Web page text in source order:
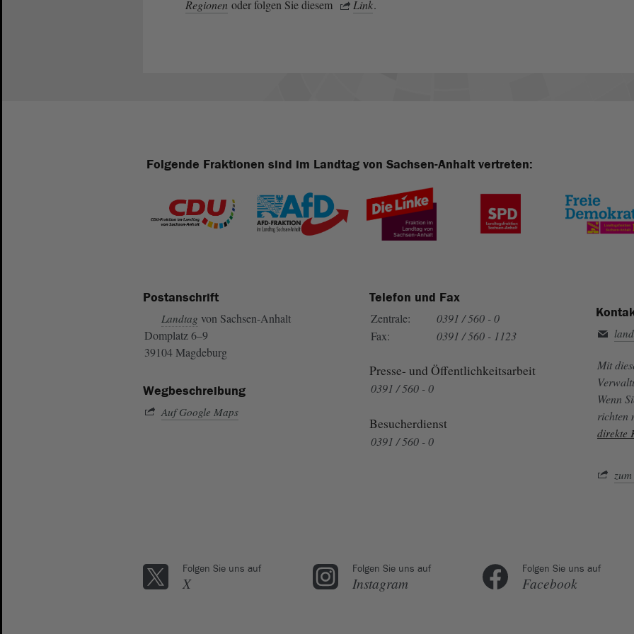
Regionen oder folgen Sie diesem Link.
Folgende Fraktionen sind im Landtag von Sachsen-Anhalt vertreten:
Postanschrift
Landtag von Sachsen-Anhalt
Domplatz 6–9
39104 Magdeburg
Wegbeschreibung
Auf Google Maps
Telefon und Fax
Zentrale:
0391 / 560 - 0
Fax:
0391 / 560 - 1123
Presse- und Öffentlichkeitsarbeit
0391 / 560 - 0
Besucherdienst
0391 / 560 - 0
Mit
Wenn
richten
direkte
Folgen Sie uns auf
X
Folgen Sie uns auf
Instagram
Folgen Sie uns auf
Facebook